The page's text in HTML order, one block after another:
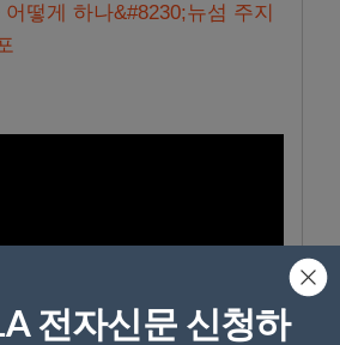
떻게 하나&#8230;뉴섬 주지
전자신문 신청하